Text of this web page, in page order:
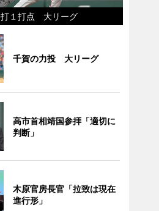
打１打点 大リーグ
千賀の力投 大リーグ
高市首相靖国参拝「適切に
判断」
木原官房長官「拉致は現在
進行形」